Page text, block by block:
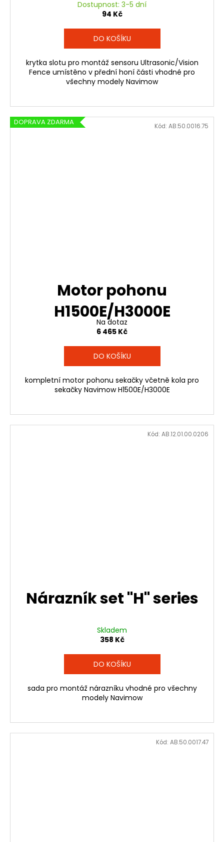
Dostupnost: 3-5 dní
94 Kč
DO KOŠÍKU
krytka slotu pro montáž sensoru Ultrasonic/Vision
Fence umístěno v přední honí části vhodné pro
všechny modely Navimow
DOPRAVA ZDARMA
Motor pohonu
H1500E/H3000E
Na dotaz
6 465 Kč
DO KOŠÍKU
kompletní motor pohonu sekačky včetně kola pro
sekačky Navimow H1500E/H3000E
Kód: AB.50.0016.75
Nárazník set "H" series
Skladem
358 Kč
DO KOŠÍKU
sada pro montáž nárazníku vhodné pro všechny
modely Navimow
Kód: AB.12.01.00.0206
Kód: AB.50.0017.47